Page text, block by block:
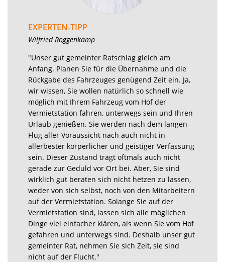
EXPERTEN-TIPP
Wilfried Roggenkamp
"Unser gut gemeinter Ratschlag gleich am
Anfang. Planen Sie für die Übernahme und die
Rückgabe des Fahrzeuges genügend Zeit ein. Ja,
wir wissen, Sie wollen natürlich so schnell wie
möglich mit Ihrem Fahrzeug vom Hof der
Vermietstation fahren, unterwegs sein und Ihren
Urlaub genießen. Sie werden nach dem langen
Flug aller Voraussicht nach auch nicht in
allerbester körperlicher und geistiger Verfassung
sein. Dieser Zustand trägt oftmals auch nicht
gerade zur Geduld vor Ort bei. Aber, Sie sind
wirklich gut beraten sich nicht hetzen zu lassen,
weder von sich selbst, noch von den Mitarbeitern
auf der Vermietstation. Solange Sie auf der
Vermietstation sind, lassen sich alle möglichen
Dinge viel einfacher klären, als wenn Sie vom Hof
gefahren und unterwegs sind. Deshalb unser gut
gemeinter Rat, nehmen Sie sich Zeit, sie sind
nicht auf der Flucht."